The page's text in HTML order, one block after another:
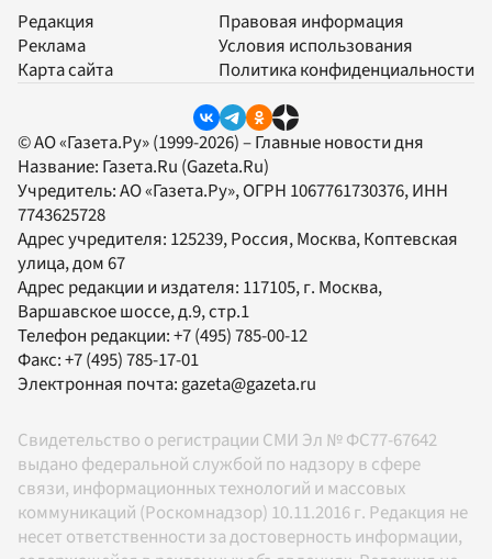
Редакция
Реклама
Карта сайта
Правовая информация
Условия использования
Политика конфиденциальности
© АО «Газета.Ру» (1999-2026) – Главные новости дня
Название: Газета.Ru (Gazeta.Ru)
Учредитель:АО «Газета.Ру», ОГРН 1067761730376, ИНН
7743625728
Адрес учредителя: 125239, Россия, Москва, Коптевская
улица, дом 67
Адрес редакции и издателя: 117105, г. Москва,
Варшавское шоссе, д.9, стр.1
Телефон редакции:+7 (495) 785-00-12
Факс:+7 (495) 785-17-01
Электронная почта: gazeta@gazeta.ru
Свидетельство о регистрации СМИ Эл № ФС77-67642
выдано федеральной службой по надзору в сфере
связи, информационных технологий и массовых
коммуникаций (Роскомнадзор) 10.11.2016 г. Редакция не
несет ответственности за достоверность информации,